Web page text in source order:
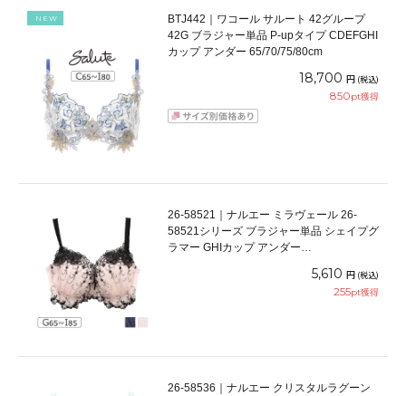
NEW
BTJ442｜ワコール サルート 42グループ
42G ブラジャー単品 P-upタイプ CDEFGHI
カップ アンダー 65/70/75/80cm
18,700 円 (税込)
850pt獲得
26-58521｜ナルエー ミラヴェール 26-
58521シリーズ ブラジャー単品 シェイプグ
ラマー GHIカップ アンダー
5,610 円 (税込)
255pt獲得
26-58536｜ナルエー クリスタルラグーン